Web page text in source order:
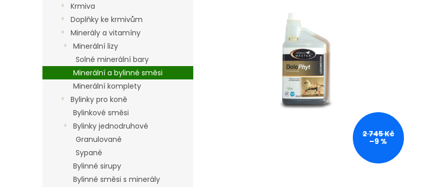
l
Krmiva
Doplňky ke krmivům
Minerály a vitamíny
Minerální lizy
Solné minerální bary
Minerální a bylinné směsi
Minerální komplety
Bylinky pro koně
Bylinkové směsi
Bylinky jednodruhové
Granulované
Sypané
Bylinné sirupy
Bylinné směsi s minerály
2 745 Kč
–9 %